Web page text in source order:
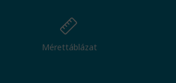
Mérettáblázat